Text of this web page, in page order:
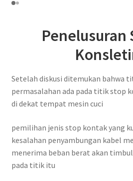
Penelusuran
Setelah diskusi ditemukan bahwa
permasalahan ada pada titik stop
di dekat tempat mesin cuci
pemilihan jenis stop kontak yang
kesalahan penyambungan kabel
menerima beban berat akan
pada titik itu